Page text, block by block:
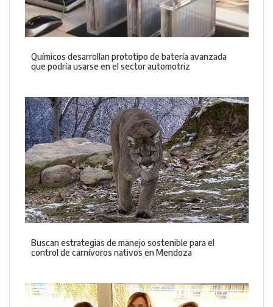
Químicos desarrollan prototipo de batería avanzada
que podría usarse en el sector automotriz
Buscan estrategias de manejo sostenible para el
control de carnívoros nativos en Mendoza